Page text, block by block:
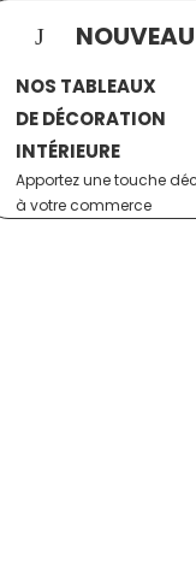
NOUVEAU
NOS TABLEAUX
DE DÉCORATION
INTÉRIEURE
Apportez une touche
à votre commerce